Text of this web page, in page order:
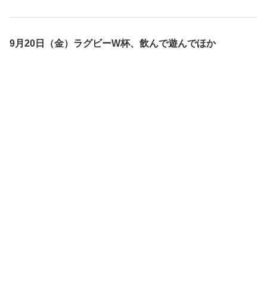
9月20日（金）ラグビーW杯、飲んで遊んでほか